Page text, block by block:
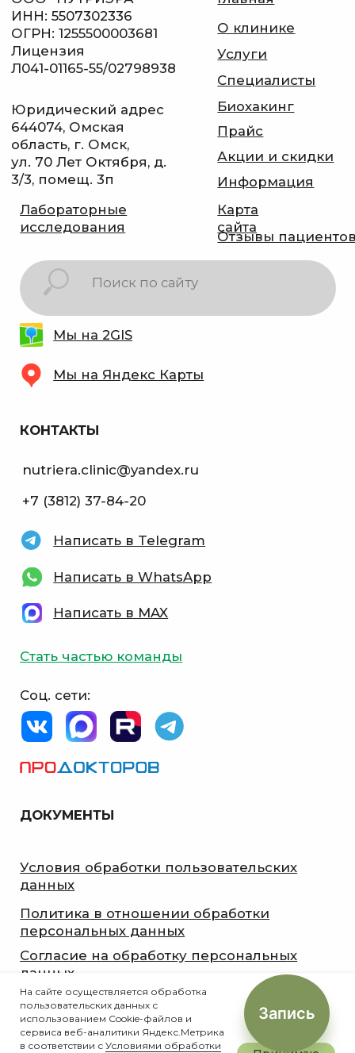
На сайте осуществляется обработка
пользовательских данных с
использованием Cookie-файлов и
сервиса веб-аналитики Яндекс.Метрика
в соответствии с Условиями обработки
Запись